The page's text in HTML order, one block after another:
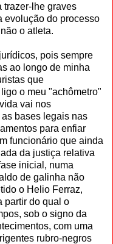
trazer-lhe graves
evolução do processo
o atleta.
pois sempre
ao longo de minha
que
o meu "achômetro"
vai nos
bases legais nas
para enfiar
funcionário que ainda
da justiça relativa
inicial, numa
de galinha não
o Helio Ferraz,
partir do qual o
sob o signo da
com uma
rubro-negros